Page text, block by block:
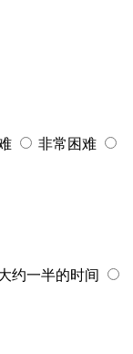
非常困难
约一半的时间